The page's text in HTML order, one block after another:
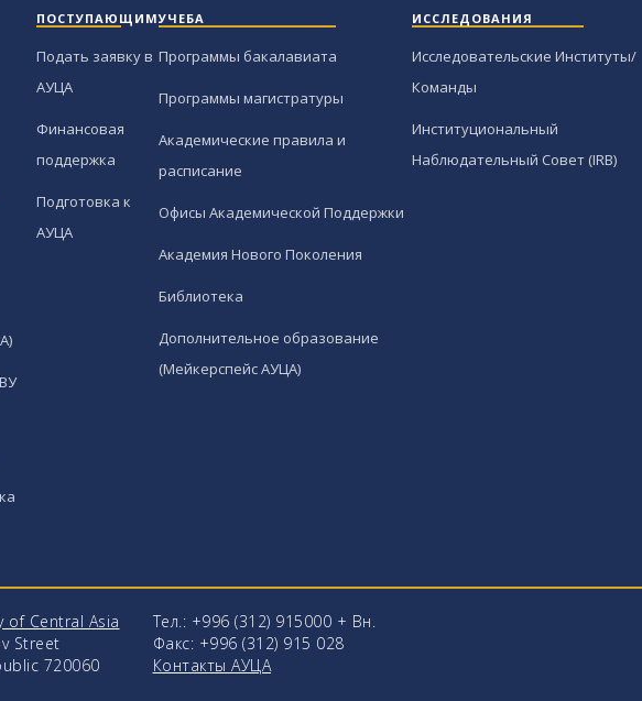
ПОСТУПАЮЩИМ
Подать заявку в
АУЦА
Финансовая
поддержка
Подготовка к
АУЦА
УЧЕБА
Программы бакалавиата
Программы магистратуры
Академические правила и
расписание
Офисы Академической Поддержки
Академия Нового Поколения
Библиотека
Дополнительное образование
(Мейкерспейс АУЦА)
ИССЛЕДОВАНИЯ
Исследовательские Институты/
Команды
Институциональный
Наблюдательный Совет (IRB)
of Central Asia
Street
720060
Тел.: +996 (312) 915000 + Вн.
Факс: +996 (312) 915 028
Контакты АУЦА